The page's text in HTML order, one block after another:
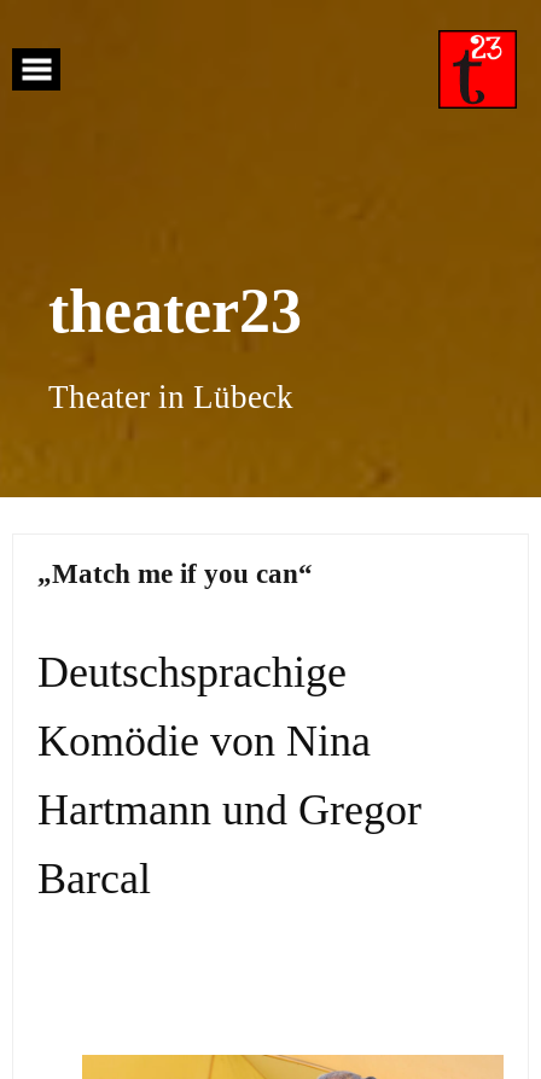
content
theater23
Theater in Lübeck
„Match me if you can“
Deutschsprachige
Komödie von Nina
Hartmann und Gregor
Barcal